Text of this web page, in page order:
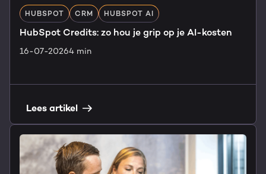
HUBSPOT CRM HUBSPOT AI
HubSpot Credits: zo hou je grip op je AI-kosten
16-07-20264 min
Lees artikel